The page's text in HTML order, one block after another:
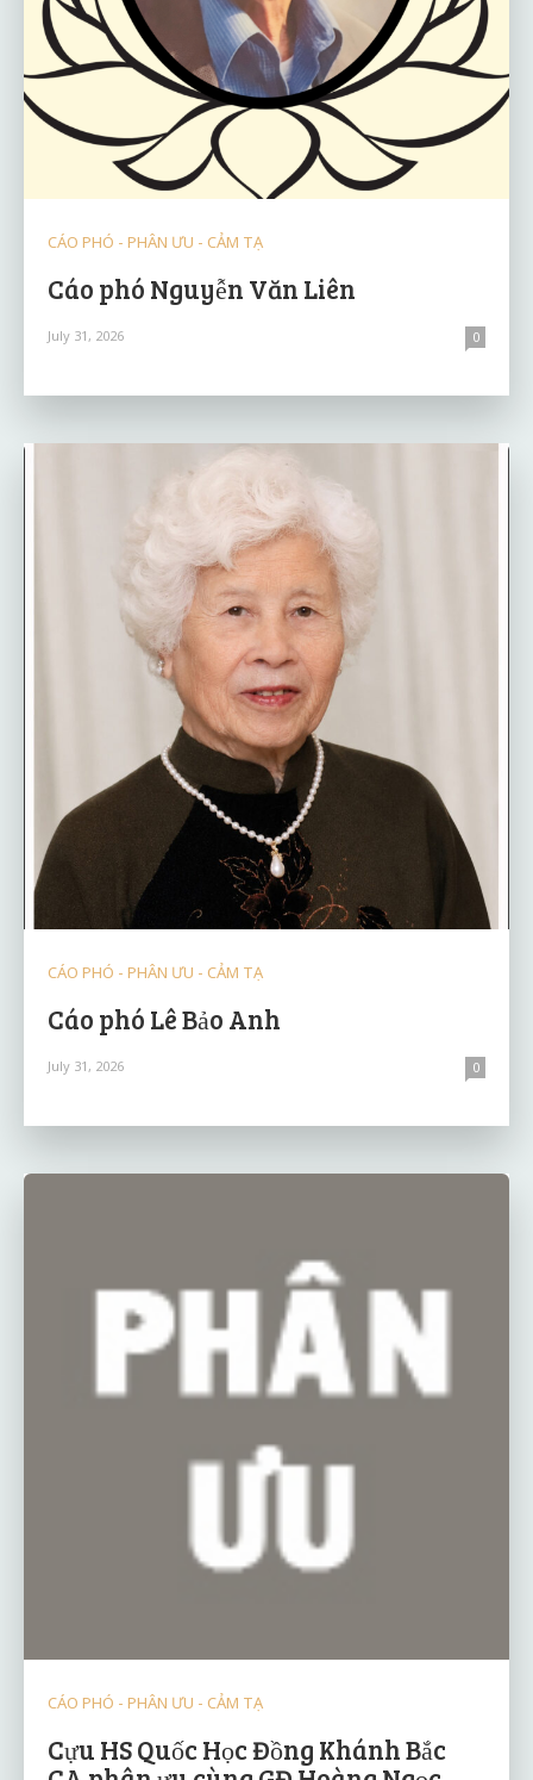
CÁO PHÓ - PHÂN ƯU - CẢM TẠ
Cáo phó Nguyễn Văn Liên
July 31, 2026 0
CÁO PHÓ - PHÂN ƯU - CẢM TẠ
Cáo phó Lê Bảo Anh
July 31, 2026 0
CÁO PHÓ - PHÂN ƯU - CẢM TẠ
Cựu HS Quốc Học Đồng Khánh Bắc